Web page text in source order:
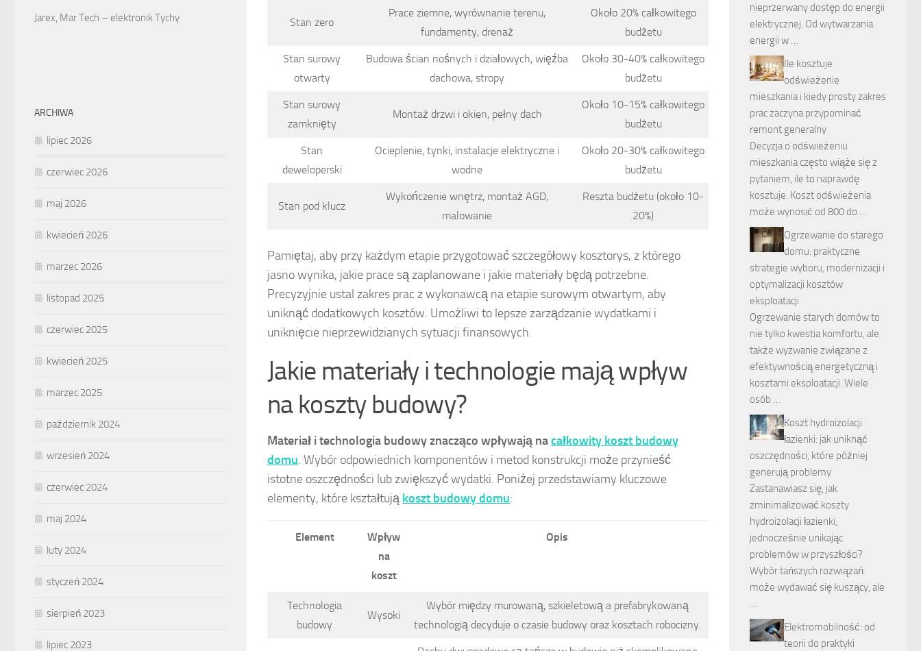
Stan zero
Prace ziemne, wyrównanie terenu,
fundamenty, drenaż
Około 20% całkowitego
budżetu
Stan surowy
otwarty
Budowa ścian nośnych i działowych, więźba
dachowa, stropy
Około 30-40% całkowitego
budżetu
Stan surowy
zamknięty
Montaż drzwi i okien, pełny dach
Około 10-15% całkowitego
budżetu
Stan
deweloperski
Ocieplenie, tynki, instalacje elektryczne i
wodne
Około 20-30% całkowitego
budżetu
Stan pod klucz
Wykończenie wnętrz, montaż AGD,
malowanie
Reszta budżetu (około 10-
20%)
Pamiętaj, aby przy każdym etapie przygotować szczegółowy kosztorys, z którego
jasno wynika, jakie prace są zaplanowane i jakie materiały będą potrzebne.
Precyzyjnie ustal zakres prac z wykonawcą na etapie surowym otwartym, aby
uniknąć dodatkowych kosztów. Umożliwi to lepsze zarządzanie wydatkami i
uniknięcie nieprzewidzianych sytuacji finansowych.
Jakie materiały i technologie mają wpływ
na koszty budowy?
Materiał i technologia budowy znacząco wpływają nacałkowity koszt budowy
domu. Wybór odpowiednich komponentów i metod konstrukcji może przynieść
istotne oszczędności lub zwiększyć wydatki. Poniżej przedstawiamy kluczowe
elementy, które kształtują koszt budowy domu:
Element
Wpływ
na
koszt
Opis
Technologia
budowy
Wysoki
Wybór między murowaną, szkieletową a prefabrykowaną
technologią decyduje o czasie budowy oraz kosztach robocizny.
Jarex, Mar Tech – elektronik Tychy
ARCHIWA
lipiec 2026
czerwiec 2026
maj 2026
kwiecień 2026
marzec 2026
listopad 2025
czerwiec 2025
kwiecień 2025
marzec 2025
październik 2024
wrzesień 2024
czerwiec 2024
maj 2024
luty 2024
styczeń 2024
sierpień 2023
lipiec 2023
nieprzerwany dostęp do energii
elektrycznej. Od wytwarzania
energii w …
Ile kosztuje
odświeżenie
mieszkania i kiedy prosty zakres
prac zaczyna przypominać
remont generalny
Decyzja o odświeżeniu
mieszkania często wiąże się z
pytaniem, ile to naprawdę
kosztuje. Koszt odświeżenia
może wynosić od 800 do …
Ogrzewanie do starego
domu: praktyczne
strategie wyboru, modernizacji i
optymalizacji kosztów
eksploatacji
Ogrzewanie starych domów to
nie tylko kwestia komfortu, ale
także wyzwanie związane z
efektywnością energetyczną i
kosztami eksploatacji. Wiele
osób …
Koszt hydroizolacji
łazienki: jak uniknąć
oszczędności, które później
generują problemy
Zastanawiasz się, jak
zminimalizować koszty
hydroizolacji łazienki,
jednocześnie unikając
problemów w przyszłości?
Wybór tańszych rozwiązań
może wydawać się kuszący, ale
…
Elektromobilność: od
teorii do praktyki